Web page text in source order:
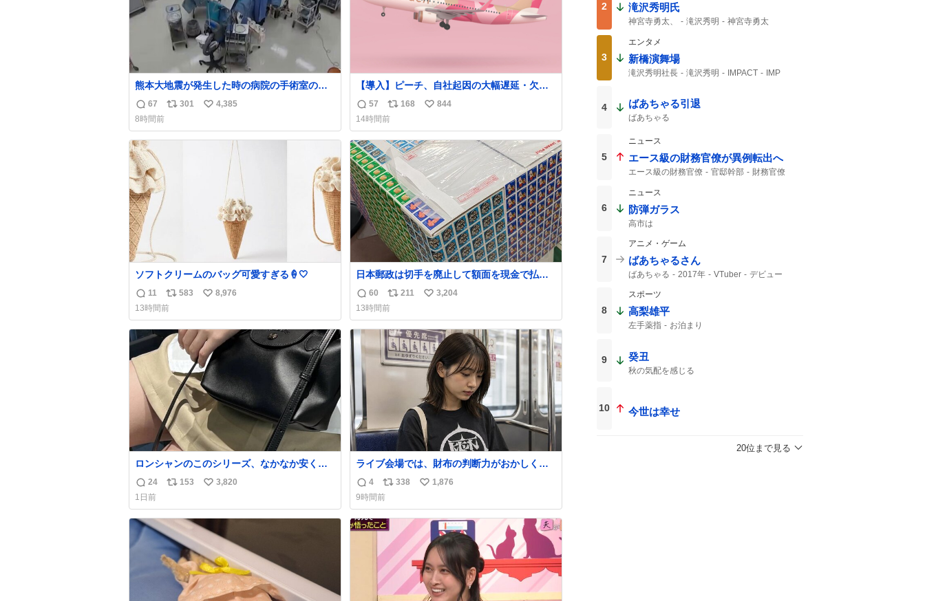
熊本大地震が発生した時の病院の手術室の映
像が公開されていたがとにかく怖すぎる
x.com/nhk_news/statu…
news.web.nhk/newsweb/na/na-… #熊本 #
大地震 #手術室
返
信
数
67
リ
ス
301
い
ね
4,385
8時間前
【導入】ピーチ、自社起因の大幅遅延・欠航
に「補償」開始へ
news.livedoor.com/article/detail… 同社に起
因する理由によって大幅遅延や欠航が発生し
た場合、乗客が負担した宿泊費や交通費を、
領収書の事後申請に基づき、国内線は1人あた
り上限1万円、国際線は上限2万円まで支払
う。
返
信
数
57
リ
ポ
ス
ト
数
168
い
ね
数
844
14時間前
ソフトクリームのバッグ可愛すぎる🍦🤍
返
信
数
11
リ
ポ
ス
ト
数
583
い
ね
数
8,976
13時間前
日本郵政は切手を廃止して額面を現金で払い
戻せ2026 #日本郵政 @JapanPostHD_PR
返
信
数
60
リ
ポ
ス
ト
数
211
い
ね
数
3,204
13時間前
ロンシャンのこのシリーズ、なかなか安くな
らないのにセール価格になってる🖤✨レザー
なのが反則級にかわいい。持ってるだけでコ
ーデが格上げされる。
返
信
数
24
リ
ス
ト
数
153
い
ね
数
3,820
1日前
ライブ会場では、財布の判断力がおかしくな
る。
返
信
数
4
リ
ポ
ス
ト
数
338
い
ね
数
1,876
9時間前
2 滝沢秀明氏
神宮寺勇太、 滝沢秀明
神宮寺勇太
3
エンタメ
新橋演舞場
滝沢秀明社長 滝沢秀明 IMPACT
IMP
4 ばあちゃる引退
ばあちゃる
5
ニュース
エース級の財務官僚が異例転出へ
エース級の財務官僚 官邸幹部 財務官僚
6
ニュース
防弾ガラス
高市は
7
アニメ・ゲーム
ばあちゃるさん
ばあちゃる 2017年 VTuber デビュー
8
スポーツ
高梨雄平
左手薬指 お泊まり
9 癸丑
秋の気配を感じる
10 今世は幸せ
20位まで見る